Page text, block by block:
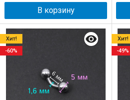
В корзину
Хит!
-60%
Хит!
-49%